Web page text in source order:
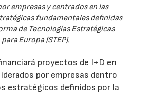
empresas y centrados en las
fundamentales definidas
de Tecnologías Estratégicas
para Europa (STEP).
proyectos de I+D en
por empresas dentro
estratégicos definidos por la